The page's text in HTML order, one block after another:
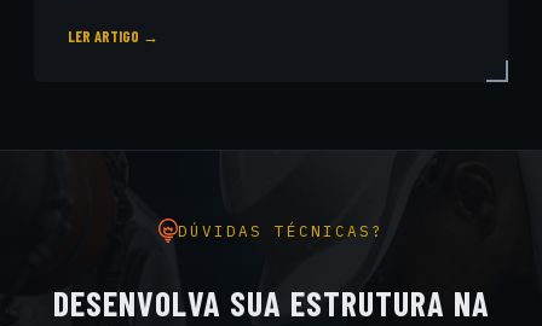
LER ARTIGO →
DÚVIDAS TÉCNICAS?
DESENVOLVA SUA ESTRUTURA NA